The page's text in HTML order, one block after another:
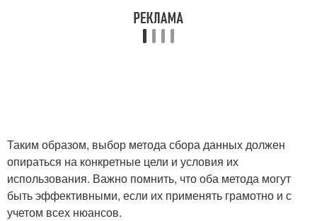
Таким образом, выбор метода сбора данных ‍должен
⁢опираться⁣ на конкретные‌ цели и условия их
использования. Важно помнить, что ⁣оба‍ метода могут
быть ⁣эффективными, если их⁤ применять грамотно и с
учетом всех нюансов.